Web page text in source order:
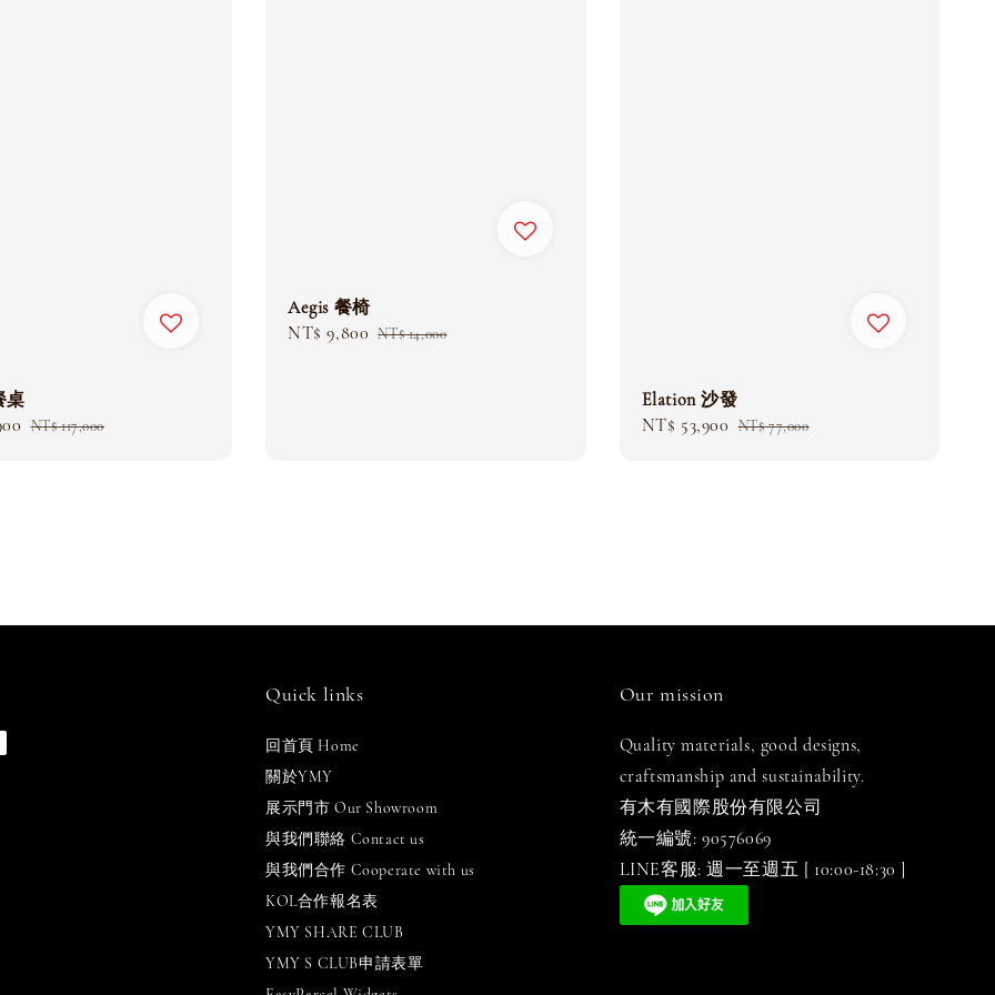
桌
Regular
NT$ 117,000
Aegis 餐椅
Sale
NT$ 9,800 Regular
NT$ 14,000
Elation 沙發
Sale
NT$ 53,900 Regular
NT$ 77,000
Quick links
回首頁 Home
關於YMY
展示門市 Our Showroom
與我們聯絡 Contact us
與我們合作 Cooperate with us
KOL合作報名表
YMY SHARE CLUB
YMY S CLUB申請表單
Our mission
Quality materials, good designs,
craftsmanship and sustainability.
有木有國際股份有限公司
統一編號: 90576069
LINE客服: 週一至週五 [ 10:00-18:30 ]